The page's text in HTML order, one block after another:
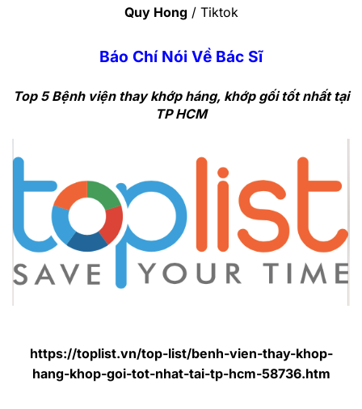
Quy Hong / Tiktok
Báo Chí Nói Về Bác Sĩ
Top 5Bệnh viện thay khớp háng, khớp gối tốt nhất tại
TP HCM
https://toplist.vn/top-list/benh-vien-thay-khop-
hang-khop-goi-tot-nhat-tai-tp-hcm-58736.htm